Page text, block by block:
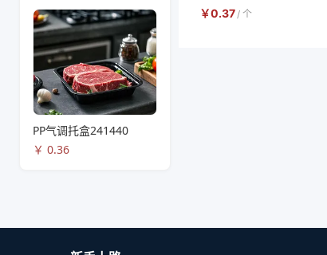
PP气调托盒241440
￥ 0.36
￥0.37/ 个